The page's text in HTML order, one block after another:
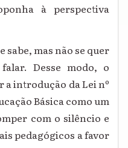
à perspectiva
sabe, mas não se quer
Desse modo, o
introdução da Lei nº
Básica como um
com o silêncio e
pedagógicos a favor